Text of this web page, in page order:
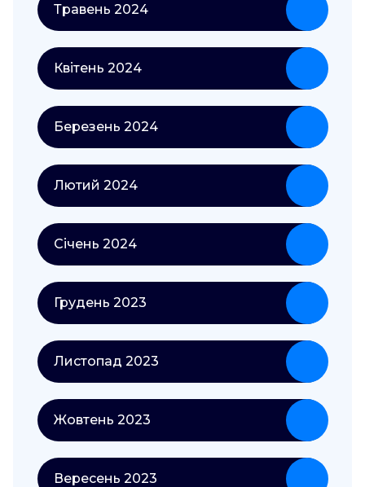
Травень 2024
Квітень 2024
Березень 2024
Лютий 2024
Січень 2024
Грудень 2023
Листопад 2023
Жовтень 2023
Вересень 2023